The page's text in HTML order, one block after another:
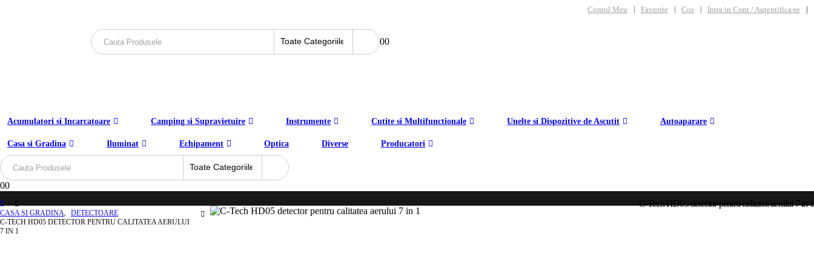
Contul Meu Favorite Cos Intra in Cont / Autentifica-te |
00
Acumulatori si Incarcatoare Camping si Supravietuire Instrumente Cutite si Multifunctionale Unelte si Dispozitive de Ascutit Autoaparare
Casa si Gradina Iluminat Echipament Optica Diverse Producatori
00
C-Tech HD05 detector pentru calitatea aerului 7 in 1
CASA SI GRADINA, DETECTOARE
C-TECH HD05 DETECTOR PENTRU CALITATEA AERULUI
7 IN 1